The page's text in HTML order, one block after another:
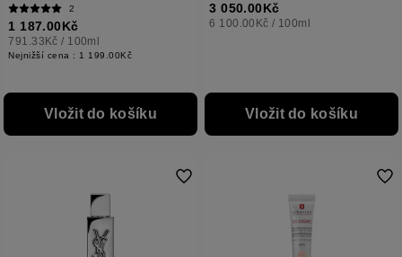
2
1 187.00Kč
791.33Kč / 100ml
Nejnižší cena : 1 199.00Kč
Vložit do košíku
3 050.00Kč
6 100.00Kč / 100ml
Vložit do košíku